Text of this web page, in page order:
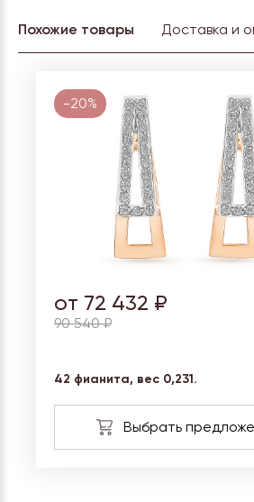
Похожие товары Доставка и
-20%
от 72 432 ₽
90 540 ₽
42 фианита, вес 0,231.